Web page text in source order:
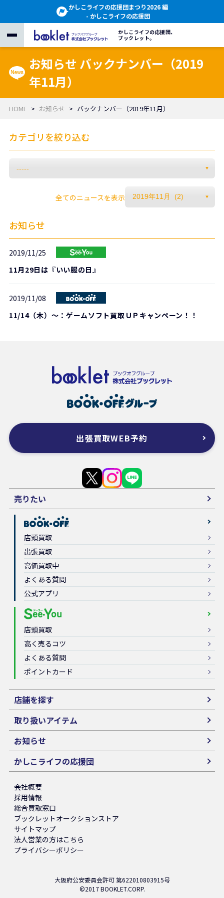
かしこライフの応援団まつり2026 編
- かしこライフの応援団
かしこライフの応援団、
ブックレット。
お知らせ バックナンバー（2019
年11月）
HOME お知らせ バックナンバー（2019年11月）
カテゴリを絞り込む
全てのニュースを表示
お知らせ
2019/11/25
11月29日は『いい服の日』
2019/11/08
11/14（木）～：ゲームソフト買取ＵＰキャンペーン！！
出張買取WEB予約
売りたい
店頭買取
出張買取
高価買取中
よくある質問
公式アプリ
店頭買取
高く売るコツ
よくある質問
ポイントカード
店舗を探す
取り扱いアイテム
お知らせ
かしこライフの応援団
会社概要
採用情報
総合買取窓口
ブックレットオークションストア
サイトマップ
法人営業の方はこちら
プライバシーポリシー
大阪府公安委員会許可 第622010803915号
©2017 BOOKLET.CORP.